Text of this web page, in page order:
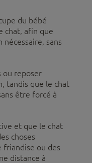
du bébé
chat, afin que
sans
ou reposer
tandis que le chat
être forcé à
et que le chat
choses
ou des
distance à